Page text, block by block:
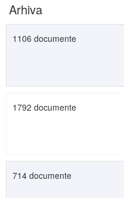
Arhiva
1106 documente
1792 documente
714 documente